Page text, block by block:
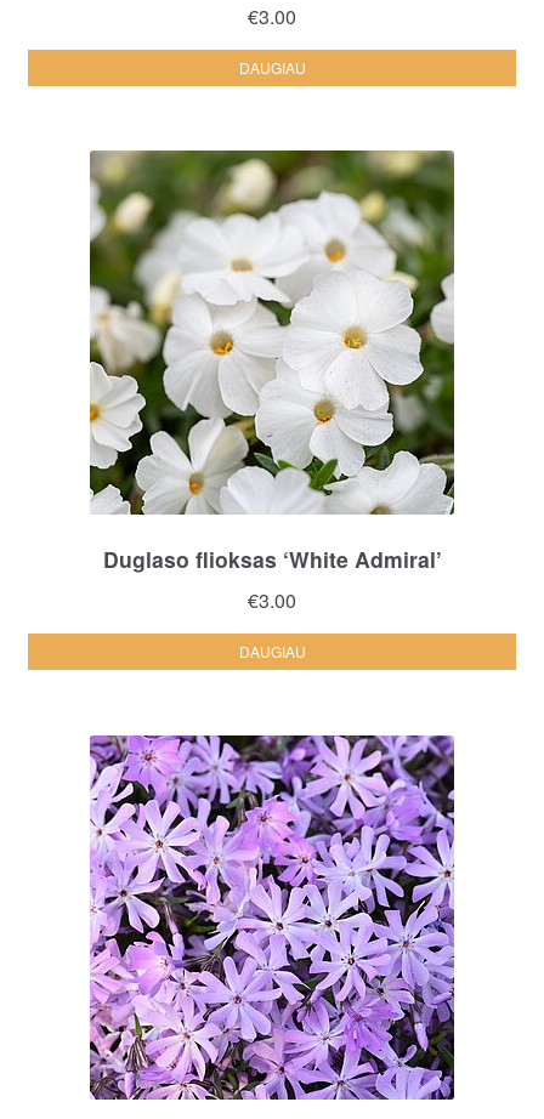
€3.00
DAUGIAU
Duglaso flioksas ‘White Admiral’
€3.00
DAUGIAU